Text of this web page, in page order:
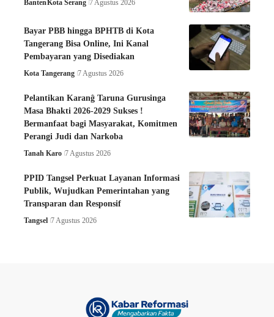
BantenKota Serang 7 Agustus 2026
Bayar PBB hingga BPHTB di Kota
Tangerang Bisa Online, Ini Kanal
Pembayaran yang Disediakan
Kota Tangerang 7 Agustus 2026
Pelantikan Karanĝ Taruna Gurusinga
Masa Bhakti 2026-2029 Sukses !
Bermanfaat bagi Masyarakat, Komitmen
Perangi Judi dan Narkoba
Tanah Karo 7 Agustus 2026
PPID Tangsel Perkuat Layanan Informasi
Publik, Wujudkan Pemerintahan yang
Transparan dan Responsif
Tangsel 7 Agustus 2026